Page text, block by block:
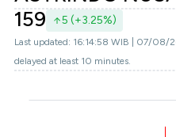
159 5 (+3.25%)
Last updated: 16:14:58 WIB | 07/08/
delayed at least 10 minutes.